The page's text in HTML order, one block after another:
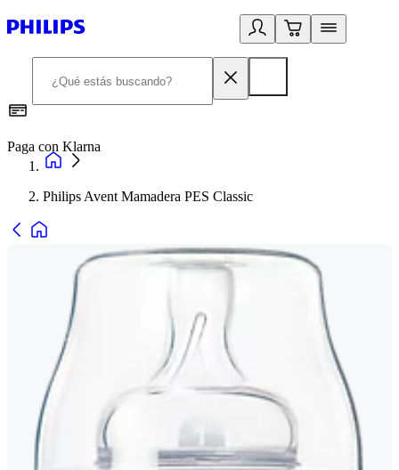
Paga con Klarna
Philips Avent Mamadera PES Classic